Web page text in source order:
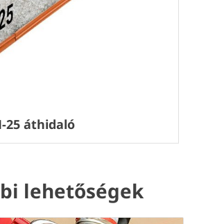
25 áthidaló
lehetőségek